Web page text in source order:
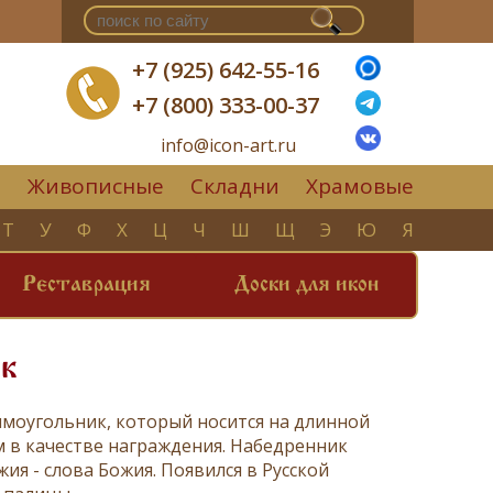
+7 (925) 642-55-16
+7 (800) 333-00-37
info@icon-art.ru
Живописные Складни Храмовые
Т У Ф Х Ц Ч Ш Щ Э Ю Я
Реставрация Доски для икон
который носится на длинной
качестве награждения. Набедренник
- слова Божия. Появился в Русской